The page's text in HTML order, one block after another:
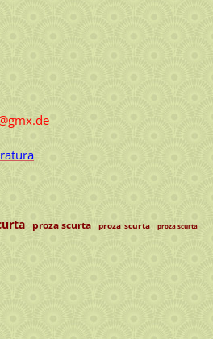
proza scurta proza scurta proza scurta